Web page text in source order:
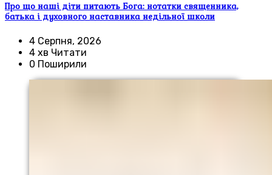
Про що наші діти питають Бога: нотатки священника,
батька і духовного наставника недільної школи
4 Серпня, 2026
4 хв Читати
0 Поширили